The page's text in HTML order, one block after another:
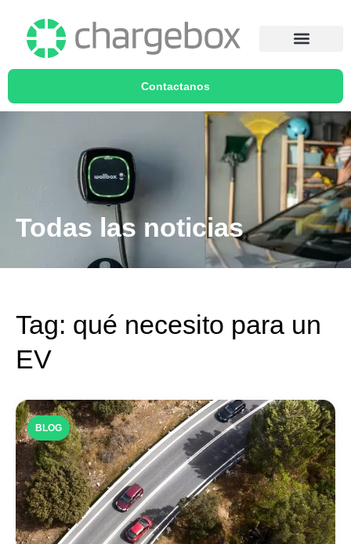
Contactanos
Todas las noticias
Tag: qué necesito para un
EV
BLOG